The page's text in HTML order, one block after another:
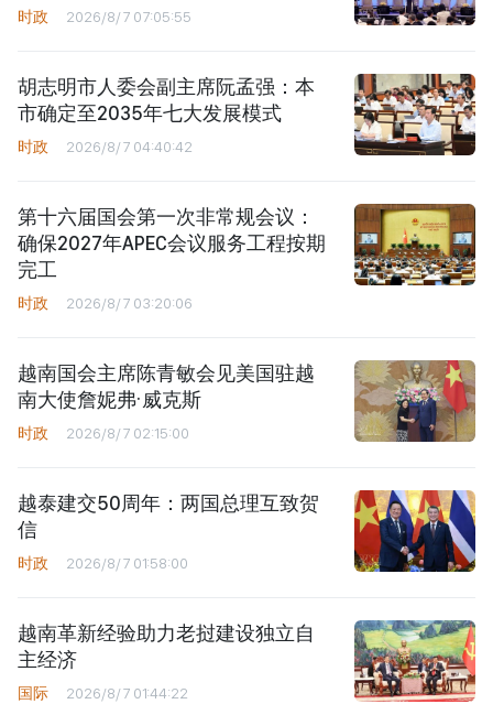
时政 2026/8/7 07:05:55
胡志明市人委会副主席阮孟强：本
市确定至2035年七大发展模式
时政 2026/8/7 04:40:42
第十六届国会第一次非常规会议：
确保2027年APEC会议服务工程按期
完工
时政 2026/8/7 03:20:06
越南国会主席陈青敏会见美国驻越
南大使詹妮弗·威克斯
时政 2026/8/7 02:15:00
越泰建交50周年：两国总理互致贺
信
时政 2026/8/7 01:58:00
越南革新经验助力老挝建设独立自
主经济
国际 2026/8/7 01:44:22